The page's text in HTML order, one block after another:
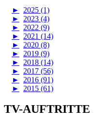
►
2025 (1)
►
2023 (4)
►
2022 (9)
►
2021 (14)
►
2020 (8)
►
2019 (9)
►
2018 (14)
►
2017 (56)
►
2016 (91)
►
2015 (61)
TV-AUFTRITTE